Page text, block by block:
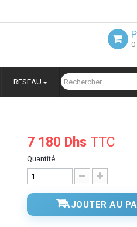
0
RESEAU
7 180 Dhs TTC
Quantité
AJOUTER AU